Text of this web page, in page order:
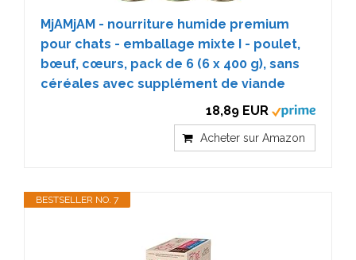
MjAMjAM - nourriture humide premium
pour chats - emballage mixte I - poulet,
bœuf, cœurs, pack de 6 (6 x 400 g), sans
céréales avec supplément de viande
18,89 EUR
Acheter sur Amazon
BESTSELLER NO. 7